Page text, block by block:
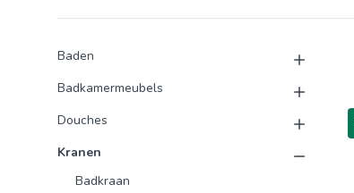
Producten
Product categorieën
Baden
Badkamermeubels
Douches
Kranen
Badkraan